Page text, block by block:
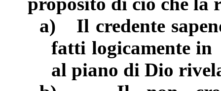
a)
Il credente
fatti logicamente in
al piano di Dio